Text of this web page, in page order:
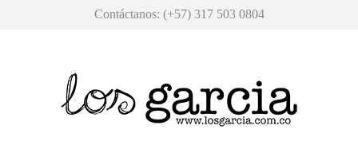
Contáctanos: (+57) 317 503 0804